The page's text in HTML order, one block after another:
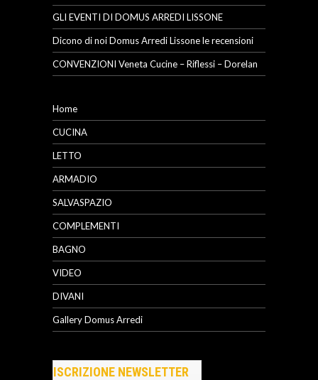
GLI EVENTI DI DOMUS ARREDI LISSONE
Dicono di noi Domus Arredi Lissone le recensioni
CONVENZIONI Veneta Cucine – Riflessi – Dorelan
Home
CUCINA
LETTO
ARMADIO
SALVASPAZIO
COMPLEMENTI
BAGNO
VIDEO
DIVANI
Gallery Domus Arredi
ISCRIZIONE NEWSLETTER